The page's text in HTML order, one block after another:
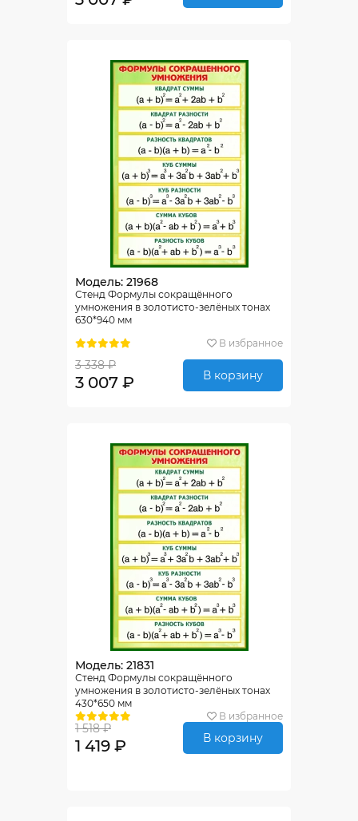
Модель: 21968
Стенд Формулы сокращённого
умножения в золотисто-зелёных тонах
630*940 мм
В избранное
3 338 ₽
3 007 ₽ В корзину
Модель: 21831
Стенд Формулы сокращённого
умножения в золотисто-зелёных тонах
430*650 мм
В избранное
1 518 ₽
1 419 ₽ В корзину